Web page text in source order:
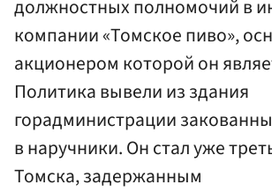
должностных полномочий в
компании «Томское пиво»,
акционером которой он
Политика вывели из здания
горадминистрации
в наручники. Он стал уже
Томска, задержанным